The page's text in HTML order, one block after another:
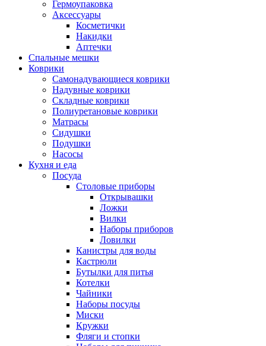
Гермоупаковка
Аксессуары
Косметички
Накидки
Аптечки
Спальные мешки
Коврики
Самонадувающиеся коврики
Надувные коврики
Складные коврики
Полиуретановые коврики
Матрасы
Сидушки
Подушки
Насосы
Кухня и еда
Посуда
Столовые приборы
Открывашки
Ложки
Вилки
Наборы приборов
Ловилки
Канистры для воды
Кастрюли
Бутылки для питья
Котелки
Чайники
Наборы посуды
Миски
Кружки
Фляги и стопки